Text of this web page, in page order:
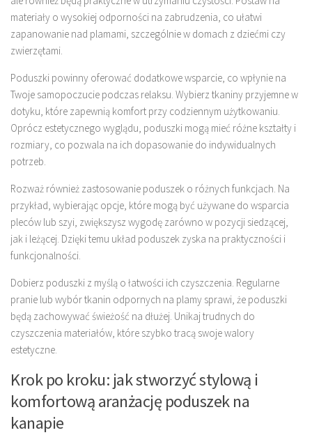
materiały o wysokiej odporności na zabrudzenia, co ułatwi
zapanowanie nad plamami, szczególnie w domach z dziećmi czy
zwierzętami.
Poduszki powinny oferować dodatkowe wsparcie, co wpłynie na
Twoje samopoczucie podczas relaksu. Wybierz tkaniny przyjemne w
dotyku, które zapewnią komfort przy codziennym użytkowaniu.
Oprócz estetycznego wyglądu, poduszki mogą mieć różne kształty i
rozmiary, co pozwala na ich dopasowanie do indywidualnych
potrzeb.
Rozważ również zastosowanie poduszek o różnych funkcjach. Na
przykład, wybierając opcje, które mogą być używane do wsparcia
pleców lub szyi, zwiększysz wygodę zarówno w pozycji siedzącej,
jak i leżącej. Dzięki temu układ poduszek zyska na praktyczności i
funkcjonalności.
Dobierz poduszki z myślą o łatwości ich czyszczenia. Regularne
pranie lub wybór tkanin odpornych na plamy sprawi, że poduszki
będą zachowywać świeżość na dłużej. Unikaj trudnych do
czyszczenia materiałów, które szybko tracą swoje walory
estetyczne.
Krok po kroku: jak stworzyć stylową i
komfortową aranżację poduszek na
kanapie